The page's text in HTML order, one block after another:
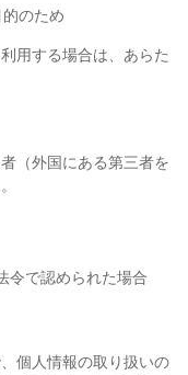
のため
用する場合は、あらた
（外国にある第三者を
令で認められた場合
個人情報の取り扱いの